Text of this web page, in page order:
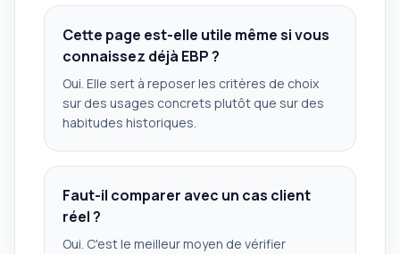
Cette page est-elle utile même si vous
connaissez déjà EBP ?
Oui. Elle sert à reposer les critères de choix
sur des usages concrets plutôt que sur des
habitudes historiques.
Faut-il comparer avec un cas client
réel ?
Oui. C'est le meilleur moyen de vérifier